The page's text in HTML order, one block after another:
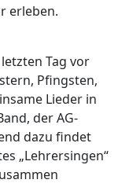
erleben.
Tag vor
Pfingsten,
Lieder in
der AG-
dazu findet
„Lehrersingen“